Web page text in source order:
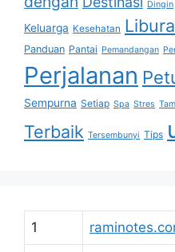
Dingin
Keluarga Kesehatan
Panduan Pantai Pemandangan
Perjalanan
Sempurna Setiap Spa Stres
Terbaik Tersembunyi Tips
1